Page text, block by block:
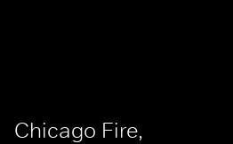
Chicago Fire,